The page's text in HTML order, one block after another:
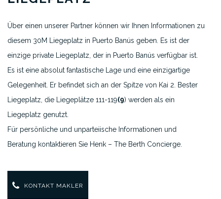
Über einen unserer Partner können wir Ihnen Informationen zu
diesem 30M Liegeplatz in Puerto Banús geben. Es ist der
einzige private Liegeplatz, der in Puerto Banús verfügbar ist.
Es ist eine absolut fantastische Lage und eine einzigartige
Gelegenheit. Er befindet sich an der Spitze von Kai 2. Bester
Liegeplatz, die Liegeplätze 111-119(9) werden als ein
Liegeplatz genutzt.
Für persönliche und unparteiische Informationen und
Beratung kontaktieren Sie Henk – The Berth Concierge.
KONTAKT MAKLER